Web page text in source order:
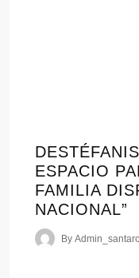
ESPACIO
FAMILIA
NACIONAL”
By